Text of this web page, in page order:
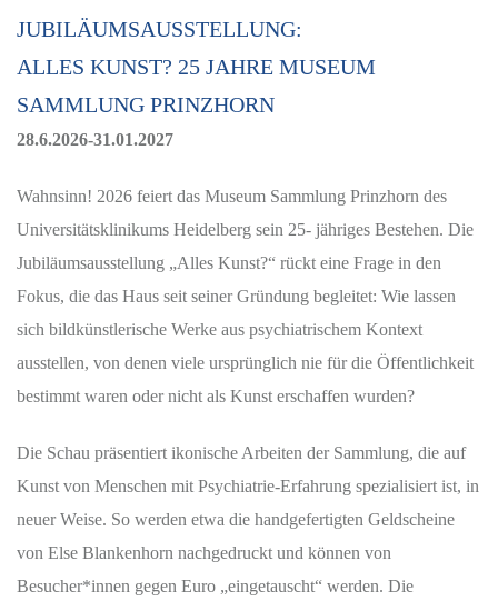
JUBILÄUMSAUSSTELLUNG:
ALLES KUNST? 25 JAHRE MUSEUM
SAMMLUNG PRINZHORN
28.6.2026-31.01.2027
Wahnsinn! 2026 feiert das Museum Sammlung Prinzhorn des
Universitätsklinikums Heidelberg sein 25- jähriges Bestehen. Die
Jubiläumsausstellung „Alles Kunst?“ rückt eine Frage in den
Fokus, die das Haus seit seiner Gründung begleitet: Wie lassen
sich bildkünstlerische Werke aus psychiatrischem Kontext
ausstellen, von denen viele ursprünglich nie für die Öffentlichkeit
bestimmt waren oder nicht als Kunst erschaffen wurden?
Die Schau präsentiert ikonische Arbeiten der Sammlung, die auf
Kunst von Menschen mit Psychiatrie-Erfahrung spezialisiert ist, in
neuer Weise. So werden etwa die handgefertigten Geldscheine
von Else Blankenhorn nachgedruckt und können von
Besucher*innen gegen Euro „eingetauscht“ werden. Die